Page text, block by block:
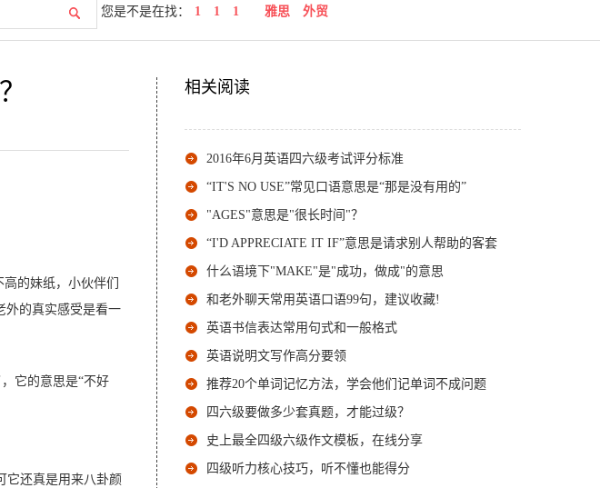
您是不是在找： 1 1 1 雅思 外贸
的妹纸，小伙伴们
外的真实感受是看一
它的意思是“不好
它还真是用来八卦颜
相关阅读
2016年6月英语四六级考试评分标准
“IT'S NO USE”常见口语意思是“那是没有用的”
"AGES"意思是"很长时间"？
“I'D APPRECIATE IT IF”意思是请求别人帮助的客套
什么语境下"MAKE"是"成功，做成"的意思
和老外聊天常用英语口语99句，建议收藏!
英语书信表达常用句式和一般格式
英语说明文写作高分要领
推荐20个单词记忆方法，学会他们记单词不成问题
四六级要做多少套真题，才能过级？
史上最全四级六级作文模板，在线分享
四级听力核心技巧，听不懂也能得分